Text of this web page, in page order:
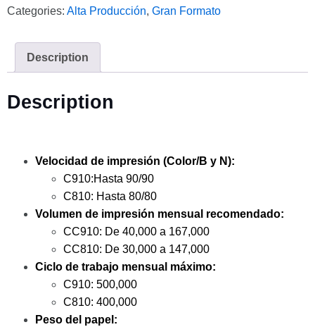
Categories: Alta Producción, Gran Formato
Description
Description
Velocidad de impresión (Color/B y N):
C910:Hasta 90/90
C810: Hasta 80/80
Volumen de impresión mensual recomendado:
CC910: De 40,000 a 167,000
CC810: De 30,000 a 147,000
Ciclo de trabajo mensual máximo:
C910: 500,000
C810: 400,000
Peso del papel: